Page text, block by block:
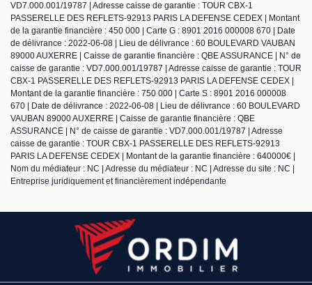
VD7.000.001/19787 | Adresse caisse de garantie : TOUR CBX-1
PASSERELLE DES REFLETS-92913 PARIS LA DEFENSE CEDEX | Montant
de la garantie financière : 450 000 | Carte G : 8901 2016 000008 670 | Date
de délivrance : 2022-06-08 | Lieu de délivrance : 60 BOULEVARD VAUBAN
89000 AUXERRE | Caisse de garantie financière : QBE ASSURANCE | N° de
caisse de garantie : VD7.000.001/19787 | Adresse caisse de garantie : TOUR
CBX-1 PASSERELLE DES REFLETS-92913 PARIS LA DEFENSE CEDEX |
Montant de la garantie financière : 750 000 | Carte S : 8901 2016 000008
670 | Date de délivrance : 2022-06-08 | Lieu de délivrance : 60 BOULEVARD
VAUBAN 89000 AUXERRE | Caisse de garantie financière : QBE
ASSURANCE | N° de caisse de garantie : VD7.000.001/19787 | Adresse
caisse de garantie : TOUR CBX-1 PASSERELLE DES REFLETS-92913
PARIS LA DEFENSE CEDEX | Montant de la garantie financière : 640000€ |
Nom du médiateur : NC | Adresse du médiateur : NC | Adresse du site : NC |
Entreprise juridiquement et financièrement indépendante